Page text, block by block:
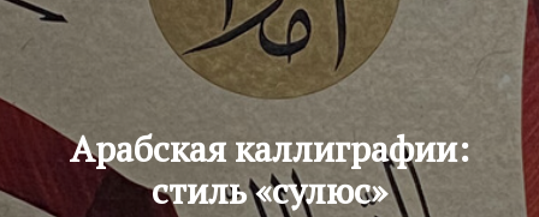
Арабская каллиграфии:
стиль «сулюс»